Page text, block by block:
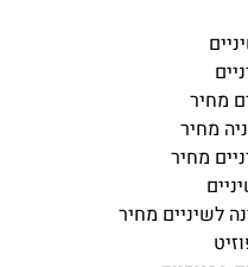
מחיר
מחיר
מחיר
לשיניים מחיר